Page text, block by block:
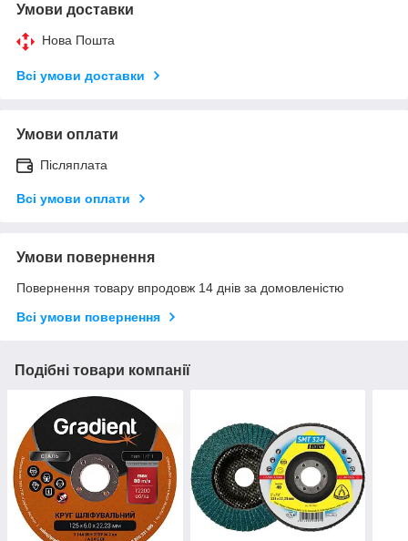
Умови доставки
Нова Пошта
Всі умови доставки
Умови оплати
Післяплата
Всі умови оплати
Умови повернення
Повернення товару впродовж 14 днів за домовленістю
Всі умови повернення
Подібні товари компанії